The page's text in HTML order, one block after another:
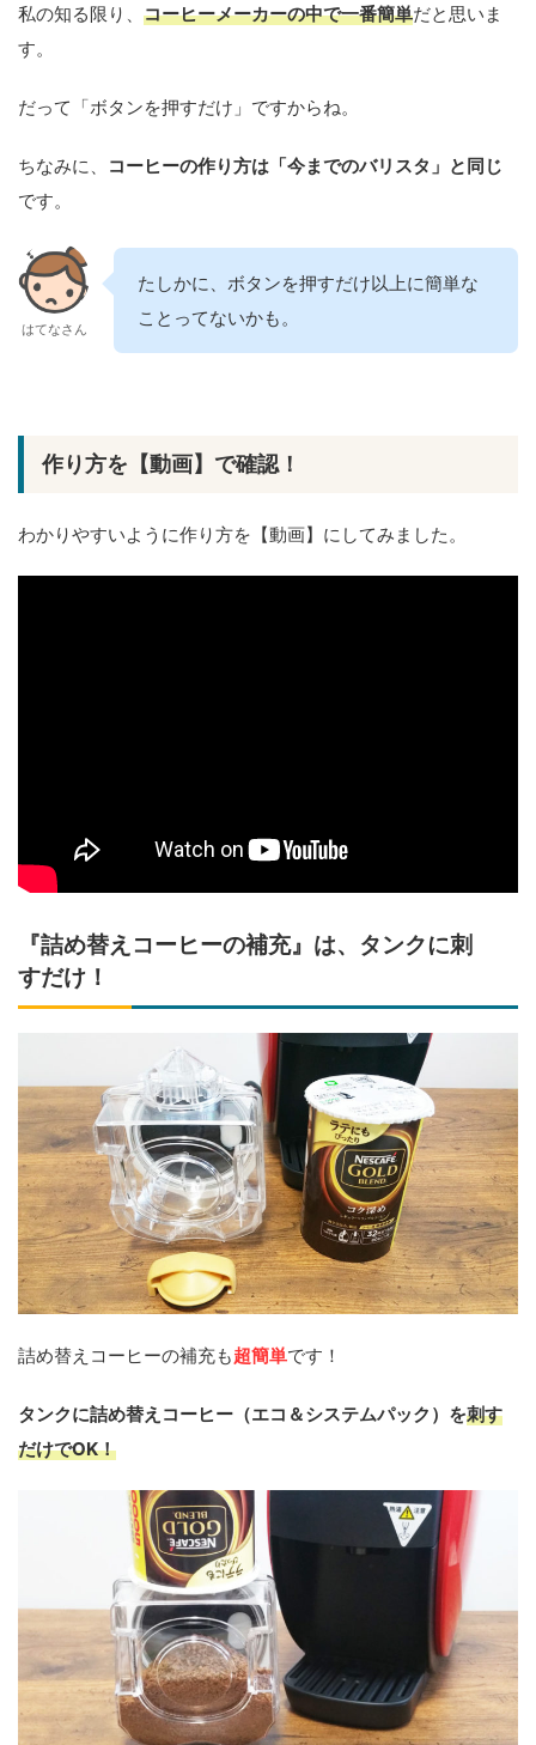
私の知る限り、 コーヒーメーカーの中で一番簡単だと思いま
す。
だって「ボタンを押すだけ」ですからね。
ちなみに、
コーヒーの作り方は「今までのバリスタ」と同じ
です。
はてなさん
たしかに、ボタンを押すだけ以上に簡単な
ことってないかも。
作り方を【動画】で確認！
わかりやすいように作り方を【動画】にしてみました。
『詰め替えコーヒーの補充』は、タンクに刺
すだけ！
詰め替えコーヒーの補充も超簡単です！
タンクに詰め替えコーヒー（エコ＆システムパック）を刺す
だけでOK！